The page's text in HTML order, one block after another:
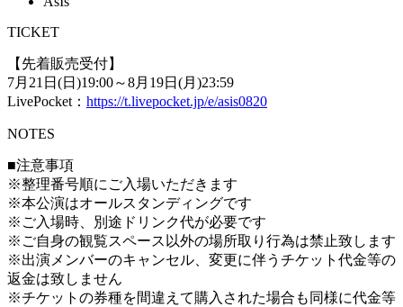
TICKET
【先着販売受付】
7月21日(日)19:00～8月19日(月)23:59
LivePocket： https://t.livepocket.jp/e/asis0820
NOTES
■注意事項
※整理番号順にご入場いただきます
※本公演はオールスタンディングです
※ご入場時、別途ドリンク代が必要です
※ご自身の観覧スペース以外の場所取り行為は禁止致します
※出演メンバーのキャンセル、変更に伴うチケット代金等の
返金は致しません
※チケットの券種を間違えて購入された場合も同様に代金等